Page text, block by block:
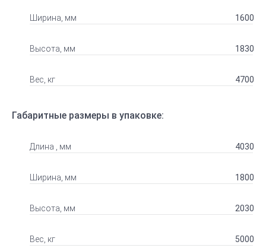
Ширина, мм 1600
Высота, мм 1830
Вес, кг 4700
Габаритные размеры в упаковке:
Длина , мм 4030
Ширина, мм 1800
Высота, мм 2030
Вес, кг 5000